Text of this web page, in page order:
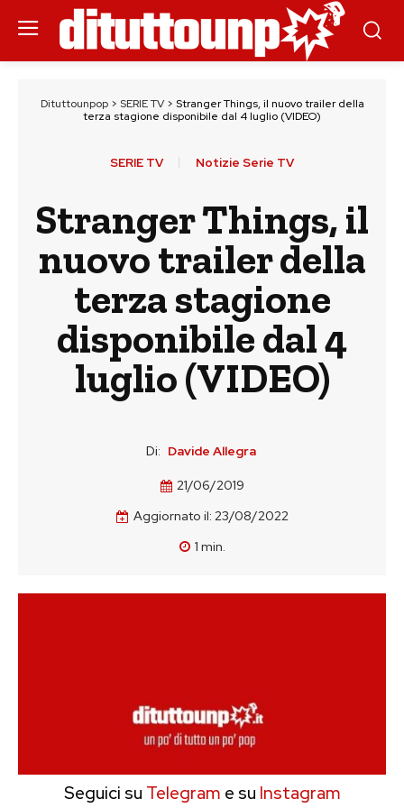
Dituttounpop> SERIE TV> Stranger Things, il nuovo trailer della
terza stagione disponibile dal 4 luglio (VIDEO)
SERIE TV Notizie Serie TV
Stranger Things, il
nuovo trailer della
terza stagione
disponibile dal 4
luglio (VIDEO)
Di: Davide Allegra
21/06/2019
Aggiornato il: 23/08/2022
1 min.
Seguici su Telegram e su Instagram